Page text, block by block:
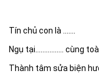
Tín chủ con là …….
Ngụ tại……………. cùng
Thành tâm sửa biện